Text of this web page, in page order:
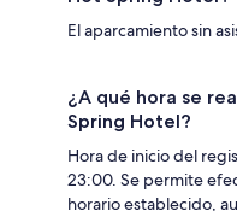
El aparcamiento sin
¿A qué hora se
Spring Hotel?
Hora de inicio del
23:00. Se permite
horario establecido,